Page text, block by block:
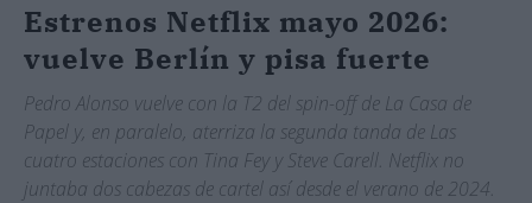
Estrenos Netflix mayo 2026:
vuelve Berlín y pisa fuerte
Pedro Alonso vuelve con la T2 del spin-off de La Casa de
Papel y, en paralelo, aterriza la segunda tanda de Las
cuatro estaciones con Tina Fey y Steve Carell. Netflix no
juntaba dos cabezas de cartel así desde el verano de 2024.